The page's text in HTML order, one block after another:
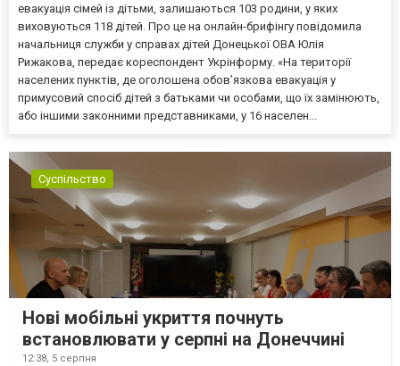
евакуація сімей із дітьми, залишаються 103 родини, у яких
виховуються 118 дітей. Про це на онлайн-брифінгу повідомила
начальниця служби у справах дітей Донецької ОВА Юлія
Рижакова, передає кореспондент Укрінформу. «На території
населених пунктів, де оголошена обов’язкова евакуація у
примусовий спосіб дітей з батьками чи особами, що їх замінюють,
або іншими законними представниками, у 16 населен...
Суспільство
Нові мобільні укриття почнуть
встановлювати у серпні на Донеччині
12:38, 5 серпня